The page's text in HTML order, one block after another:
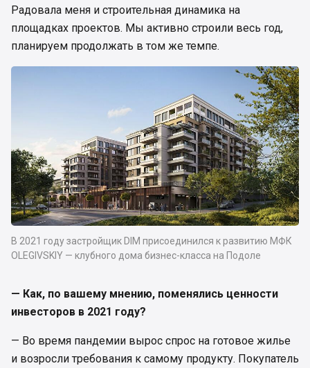
Радовала меня и строительная динамика на
площадках проектов. Мы активно строили весь год,
планируем продолжать в том же темпе.
В 2021 году застройщик DIM присоединился к развитию МФК
OLEGIVSKIY — клубного дома бизнес-класса на Подоле
— Как, по вашему мнению, поменялись ценности
инвесторов в 2021 году?
— Во время пандемии вырос спрос на готовое жилье
и возросли требования к самому продукту. Покупатель